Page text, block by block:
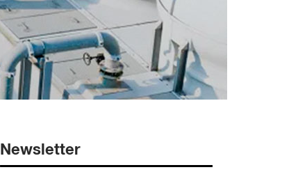
Newsletter